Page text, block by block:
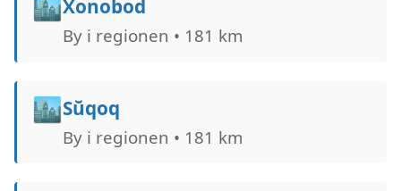
🏙️Xonobod
By i regionen • 181 km
🏙️Sŭqoq
By i regionen • 181 km